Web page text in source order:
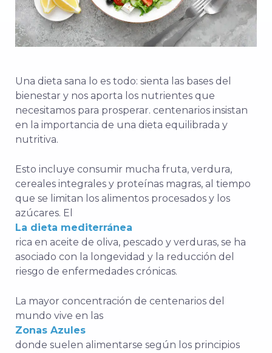
Una dieta sana lo es todo: sienta las bases del
bienestar y nos aporta los nutrientes que
necesitamos para prosperar. centenarios insistan
en la importancia de una dieta equilibrada y
nutritiva.
Esto incluye consumir mucha fruta, verdura,
cereales integrales y proteínas magras, al tiempo
que se limitan los alimentos procesados y los
azúcares. El
La dieta mediterránea
rica en aceite de oliva, pescado y verduras, se ha
asociado con la longevidad y la reducción del
riesgo de enfermedades crónicas.
La mayor concentración de centenarios del
mundo vive en las
Zonas Azules
donde suelen alimentarse según los principios